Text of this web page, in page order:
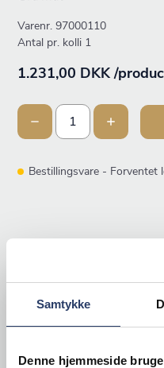
Samtykke
Denne hjemmeside
Varenr. 97000110
Antal pr. kolli 1
1.231,00 DKK /
Bestillingsvare - Forventet